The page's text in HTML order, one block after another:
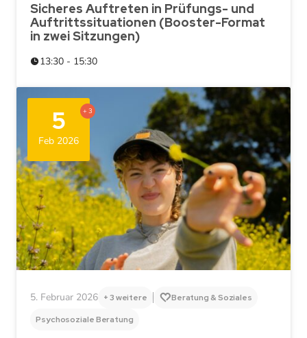
Sicheres Auftreten in Prüfungs- und
Auftrittssituationen (Booster-Format
in zwei Sitzungen)
13:30 - 15:30
5
Feb 2026
+ 3
5. Februar 2026 + 3 weitere
Beratung & Soziales
Psychosoziale Beratung